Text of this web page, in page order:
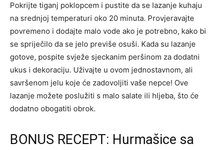
Pokrijte tiganj poklopcem i pustite da se lazanje kuhaju
na srednjoj temperaturi oko 20 minuta. Provjeravajte
povremeno i dodajte malo vode ako je potrebno, kako bi
se spriječilo da se jelo previše osuši. Kada su lazanje
gotove, pospite svježe sjeckanim peršinom za dodatni
ukus i dekoraciju. Uživajte u ovom jednostavnom, ali
savršenom jelu koje će zadovoljiti vaše nepce! Ove
lazanje možete poslužiti s malo salate ili hljeba, što će
dodatno obogatiti obrok.
BONUS RECEPT: Hurmašice sa